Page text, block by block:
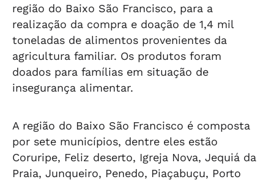
região do Baixo São Francisco, para a
realização da compra e doação de 1,4 mil
toneladas de alimentos provenientes da
agricultura familiar. Os produtos foram
doados para famílias em situação de
insegurança alimentar.
A região do Baixo São Francisco é composta
por sete municípios, dentre eles estão
Coruripe, Feliz deserto, Igreja Nova, Jequiá da
Praia, Junqueiro, Penedo, Piaçabuçu, Porto